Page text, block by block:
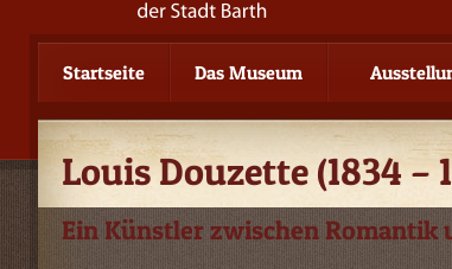
Startseite Das Museum
Louis Douzette (1834
Ein Künstler zwischen Romantik